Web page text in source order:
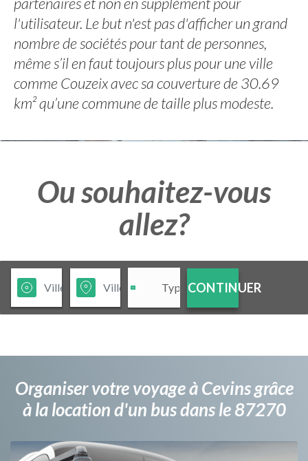
l'utilisateur. Le but n'est pas d'afficher un grand
nombre de sociétés pour tant de personnes,
même s’il en faut toujours plus pour une ville
comme Couzeix avec sa couverture de 30.69
km² qu’une commune de taille plus modeste.
Ou souhaitez-vous
allez?
CONTINUER
Organiser votre voyage à Cevins grâce
à la location d'un bus dans le 87270